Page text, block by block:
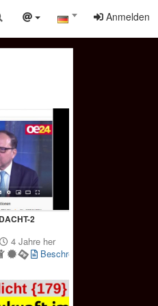
Anmelden
2
4 Jahre her
Beschreibung